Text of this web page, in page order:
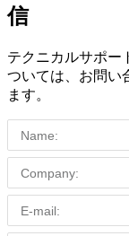
信
テクニカルサポー
ついては、お問い
ます。